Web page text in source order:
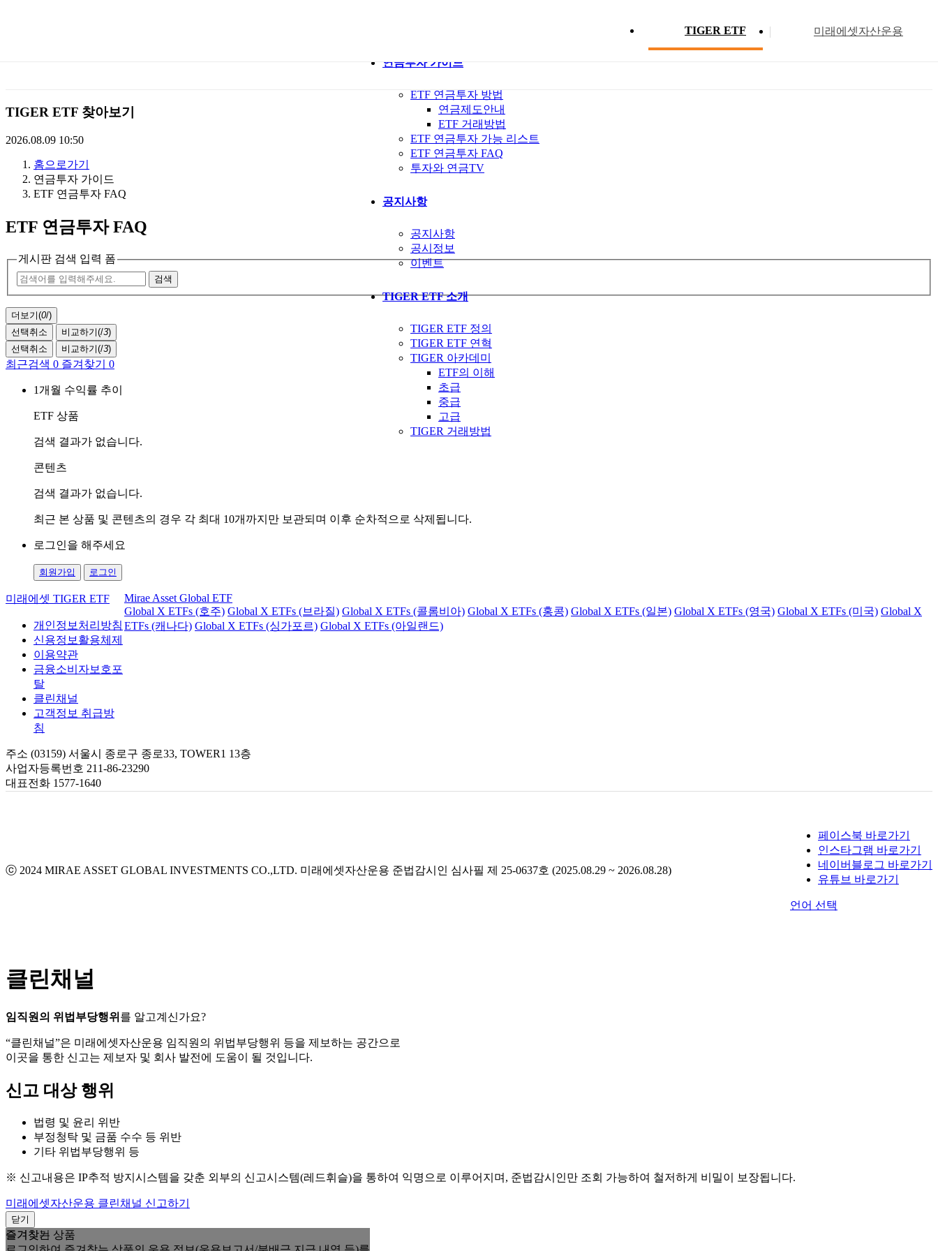
TIGER ETF 미래에셋자산운용
에
셋
TIGERETF
연금투자 가이드
ETF 연금투자 방법
연금제도안내
ETF 거래방법
ETF 연금투자 가능 리스트
ETF 연금투자 FAQ
투자와 연금TV
공지사항
공지사항
공시정보
이벤트
TIGER ETF 소개
TIGER ETF 정의
TIGER ETF 연혁
TIGER 아카데미
ETF의 이해
초급
중급
고급
TIGER 거래방법
ETF 분배금 현황
TIGER ETF 찾아보기
2026.08.09 10:50
홈으로가기
연금투자 가이드
ETF 연금투자 FAQ
ETF 연금투자 FAQ
게시판 검색 입력 폼
검색
더보기(0/)
선택취소
비교하기(/3)
선택취소
비교하기(/3)
최근검색 0 즐겨찾기 0
1개월 수익률 추이
ETF 상품
검색 결과가 없습니다.
콘텐츠
검색 결과가 없습니다.
최근 본 상품 및 콘텐츠의 경우 각 최대 10개까지만 보관되며 이후 순차적으로 삭제됩니다.
로그인을 해주세요
회원가입 로그인
미래에셋 TIGER ETF
개인정보처리방침
신용정보활용체제
이용약관
금융소비자보호포
탈
클린채널
고객정보 취급방
침
Mirae Asset Global ETF
Global X ETFs (호주) Global X ETFs (브라질) Global X ETFs (콜롬비아) Global X ETFs (홍콩) Global X ETFs (일본) Global X ETFs (영국) Global X ETFs (미국) Global X
ETFs (캐나다) Global X ETFs (싱가포르) Global X ETFs (아일랜드)
주소 (03159) 서울시 종로구 종로33, TOWER1 13층
사업자등록번호 211-86-23290
대표전화 1577-1640
ⓒ 2024 MIRAE ASSET GLOBAL INVESTMENTS CO.,LTD. 미래에셋자산운용 준법감시인 심사필 제 25-0637호 (2025.08.29 ~ 2026.08.28)
페이스북 바로가기
인스타그램 바로가기
네이버블로그 바로가기
유튜브 바로가기
언어 선택
클린채널
임직원의 위법부당행위 를 알고계신가요?
“클린채널”은 미래에셋자산운용 임직원의 위법부당행위 등을 제보하는 공간으로
이곳을 통한 신고는 제보자 및 회사 발전에 도움이 될 것입니다.
신고 대상 행위
법령 및 윤리 위반
부정청탁 및 금품 수수 등 위반
기타 위법부당행위 등
※ 신고내용은 IP추적 방지시스템을 갖춘 외부의 신고시스템(레드휘슬)을 통하여 익명으로 이루어지며, 준법감시인만 조회 가능하여 철저하게 비밀이 보장됩니다.
미래에셋자산운용 클린채널 신고하기
닫기
즐겨찾는 상품
즐겨찾기